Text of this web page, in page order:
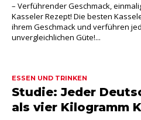
– Verführender Geschmack,
Kasseler Rezept! Die besten
ihrem Geschmack und verführen
unvergleichlichen Güte!...
ESSEN UND TRINKEN
Studie: Jeder
als vier Kilogramm